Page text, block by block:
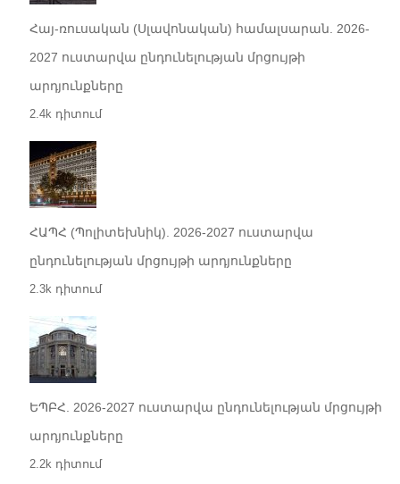
Հայ-ռուսական (Սլավոնական) համալսարան. 2026-
2027 ուստարվա ընդունելության մրցույթի
արդյունքները
2.4k դիտում
ՀԱՊՀ (Պոլիտեխնիկ). 2026-2027 ուստարվա
ընդունելության մրցույթի արդյունքները
2.3k դիտում
ԵՊԲՀ. 2026-2027 ուստարվա ընդունելության մրցույթի
արդյունքները
2.2k դիտում